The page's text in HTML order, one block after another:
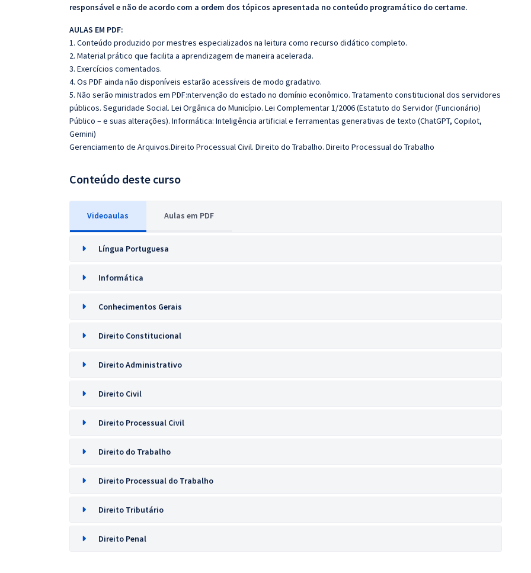
responsável e não de acordo com a ordem dos tópicos apresentada no conteúdo programático do certame.
AULAS EM PDF:
1. Conteúdo produzido por mestres especializados na leitura como recurso didático completo.
2. Material prático que facilita a aprendizagem de maneira acelerada.
3. Exercícios comentados.
4. Os PDF ainda não disponíveis estarão acessíveis de modo gradativo.
5. Não serão ministrados em PDF:ntervenção do estado no domínio econômico. Tratamento constitucional dos servidores
públicos. Seguridade Social. Lei Orgânica do Município. Lei Complementar 1/2006 (Estatuto do Servidor (Funcionário)
Público – e suas alterações). Informática: Inteligência artificial e ferramentas generativas de texto (ChatGPT, Copilot,
Gemini)
Gerenciamento de Arquivos.Direito Processual Civil. Direito do Trabalho. Direito Processual do Trabalho
Conteúdo deste curso
Videoaulas Aulas em PDF
Língua Portuguesa
Informática
Conhecimentos Gerais
Direito Constitucional
Direito Administrativo
Direito Civil
Direito Processual Civil
Direito do Trabalho
Direito Processual do Trabalho
Direito Tributário
Direito Penal